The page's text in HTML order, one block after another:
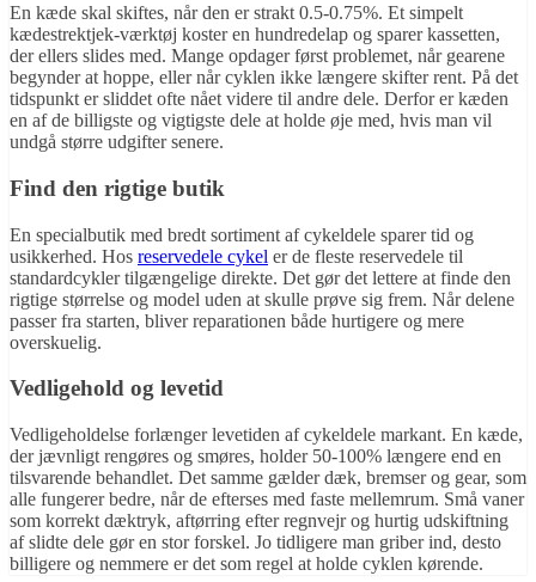
En kæde skal skiftes, når den er strakt 0.5-0.75%. Et simpelt
kædestrektjek-værktøj koster en hundredelap og sparer kassetten,
der ellers slides med. Mange opdager først problemet, når gearene
begynder at hoppe, eller når cyklen ikke længere skifter rent. På det
tidspunkt er sliddet ofte nået videre til andre dele. Derfor er kæden
en af de billigste og vigtigste dele at holde øje med, hvis man vil
undgå større udgifter senere.
Find den rigtige butik
En specialbutik med bredt sortiment af cykeldele sparer tid og
usikkerhed. Hos reservedele cykel er de fleste reservedele til
standardcykler tilgængelige direkte. Det gør det lettere at finde den
rigtige størrelse og model uden at skulle prøve sig frem. Når delene
passer fra starten, bliver reparationen både hurtigere og mere
overskuelig.
Vedligehold og levetid
Vedligeholdelse forlænger levetiden af cykeldele markant. En kæde,
der jævnligt rengøres og smøres, holder 50-100% længere end en
tilsvarende behandlet. Det samme gælder dæk, bremser og gear, som
alle fungerer bedre, når de efterses med faste mellemrum. Små vaner
som korrekt dæktryk, aftørring efter regnvejr og hurtig udskiftning
af slidte dele gør en stor forskel. Jo tidligere man griber ind, desto
billigere og nemmere er det som regel at holde cyklen kørende.